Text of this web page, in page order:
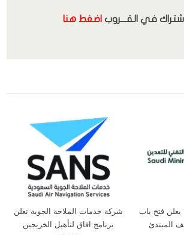
في القـــروب اضغط هنا
تدريب منتهي بالتوظيف
يعلن فتح باب
المبتدئ
شركة خدمات الملاحة الجوية تعلن
برنامج افاق لتأهيل الخريجين